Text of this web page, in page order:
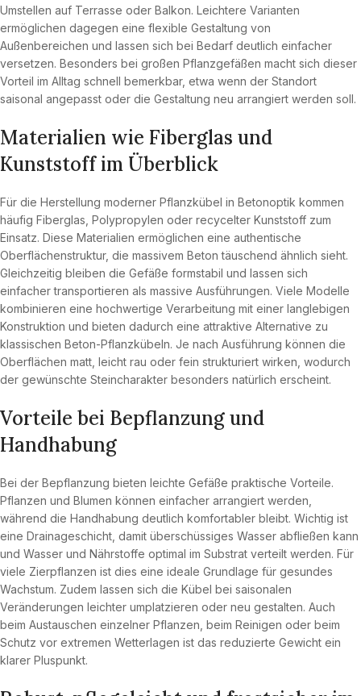
Umstellen auf Terrasse oder Balkon. Leichtere Varianten
ermöglichen dagegen eine flexible Gestaltung von
Außenbereichen und lassen sich bei Bedarf deutlich einfacher
versetzen. Besonders bei großen Pflanzgefäßen macht sich dieser
Vorteil im Alltag schnell bemerkbar, etwa wenn der Standort
saisonal angepasst oder die Gestaltung neu arrangiert werden soll.
Materialien wie Fiberglas und
Kunststoff im Überblick
Für die Herstellung moderner Pflanzkübel in Betonoptik kommen
häufig Fiberglas, Polypropylen oder recycelter Kunststoff zum
Einsatz. Diese Materialien ermöglichen eine authentische
Oberflächenstruktur, die massivem Beton täuschend ähnlich sieht.
Gleichzeitig bleiben die Gefäße formstabil und lassen sich
einfacher transportieren als massive Ausführungen. Viele Modelle
kombinieren eine hochwertige Verarbeitung mit einer langlebigen
Konstruktion und bieten dadurch eine attraktive Alternative zu
klassischen Beton-Pflanzkübeln. Je nach Ausführung können die
Oberflächen matt, leicht rau oder fein strukturiert wirken, wodurch
der gewünschte Steincharakter besonders natürlich erscheint.
Vorteile bei Bepflanzung und
Handhabung
Bei der Bepflanzung bieten leichte Gefäße praktische Vorteile.
Pflanzen und Blumen können einfacher arrangiert werden,
während die Handhabung deutlich komfortabler bleibt. Wichtig ist
eine Drainageschicht, damit überschüssiges Wasser abfließen kann
und Wasser und Nährstoffe optimal im Substrat verteilt werden. Für
viele Zierpflanzen ist dies eine ideale Grundlage für gesundes
Wachstum. Zudem lassen sich die Kübel bei saisonalen
Veränderungen leichter umplatzieren oder neu gestalten. Auch
beim Austauschen einzelner Pflanzen, beim Reinigen oder beim
Schutz vor extremen Wetterlagen ist das reduzierte Gewicht ein
klarer Pluspunkt.